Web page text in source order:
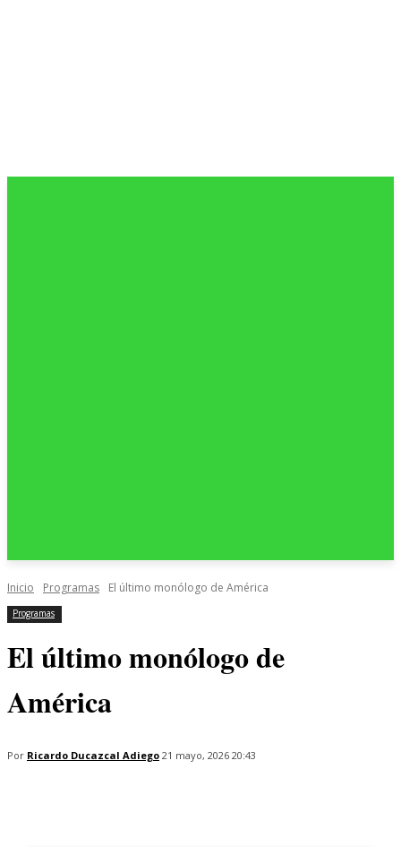
Inicio Programas El último monólogo de América
Programas
El último monólogo de
América
Por Ricardo Ducazcal Adiego 21 mayo, 2026 20:43